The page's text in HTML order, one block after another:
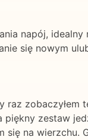
napój,
się nowym
zobaczyłem
zestaw
na wierzchu.